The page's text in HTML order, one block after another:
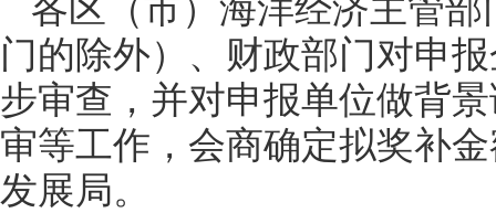
各区（市）海洋经济主管
门的除外）、财政部门对申
步审查，并对申报单位做背
审等工作，会商确定拟奖补
发展局。